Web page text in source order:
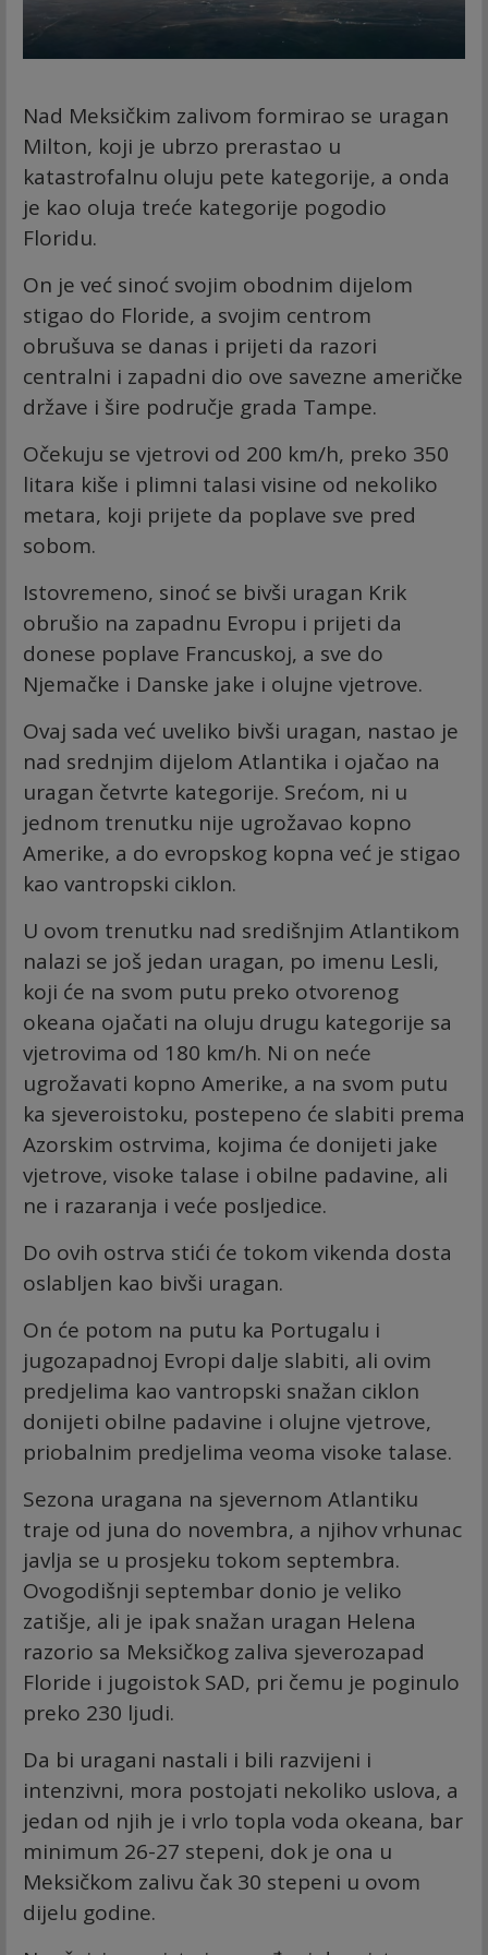
Nad Meksičkim zalivom formirao se uragan
Milton, koji je ubrzo prerastao u
katastrofalnu oluju pete kategorije, a onda
je kao oluja treće kategorije pogodio
Floridu.
On je već sinoć svojim obodnim dijelom
stigao do Floride, a svojim centrom
obrušuva se danas i prijeti da razori
centralni i zapadni dio ove savezne američke
države i šire područje grada Tampe.
Očekuju se vjetrovi od 200 km/h, preko 350
litara kiše i plimni talasi visine od nekoliko
metara, koji prijete da poplave sve pred
sobom.
Istovremeno, sinoć se bivši uragan Krik
obrušio na zapadnu Evropu i prijeti da
donese poplave Francuskoj, a sve do
Njemačke i Danske jake i olujne vjetrove.
Ovaj sada već uveliko bivši uragan, nastao je
nad srednjim dijelom Atlantika i ojačao na
uragan četvrte kategorije. Srećom, ni u
jednom trenutku nije ugrožavao kopno
Amerike, a do evropskog kopna već je stigao
kao vantropski ciklon.
U ovom trenutku nad središnjim Atlantikom
nalazi se još jedan uragan, po imenu Lesli,
koji će na svom putu preko otvorenog
okeana ojačati na oluju drugu kategorije sa
vjetrovima od 180 km/h. Ni on neće
ugrožavati kopno Amerike, a na svom putu
ka sjeveroistoku, postepeno će slabiti prema
Azorskim ostrvima, kojima će donijeti jake
vjetrove, visoke talase i obilne padavine, ali
ne i razaranja i veće posljedice.
Do ovih ostrva stići će tokom vikenda dosta
oslabljen kao bivši uragan.
On će potom na putu ka Portugalu i
jugozapadnoj Evropi dalje slabiti, ali ovim
predjelima kao vantropski snažan ciklon
donijeti obilne padavine i olujne vjetrove,
priobalnim predjelima veoma visoke talase.
Sezona uragana na sjevernom Atlantiku
traje od juna do novembra, a njihov vrhunac
javlja se u prosjeku tokom septembra.
Ovogodišnji septembar donio je veliko
zatišje, ali je ipak snažan uragan Helena
razorio sa Meksičkog zaliva sjeverozapad
Floride i jugoistok SAD, pri čemu je poginulo
preko 230 ljudi.
Da bi uragani nastali i bili razvijeni i
intenzivni, mora postojati nekoliko uslova, a
jedan od njih je i vrlo topla voda okeana, bar
minimum 26-27 stepeni, dok je ona u
Meksičkom zalivu čak 30 stepeni u ovom
dijelu godine.